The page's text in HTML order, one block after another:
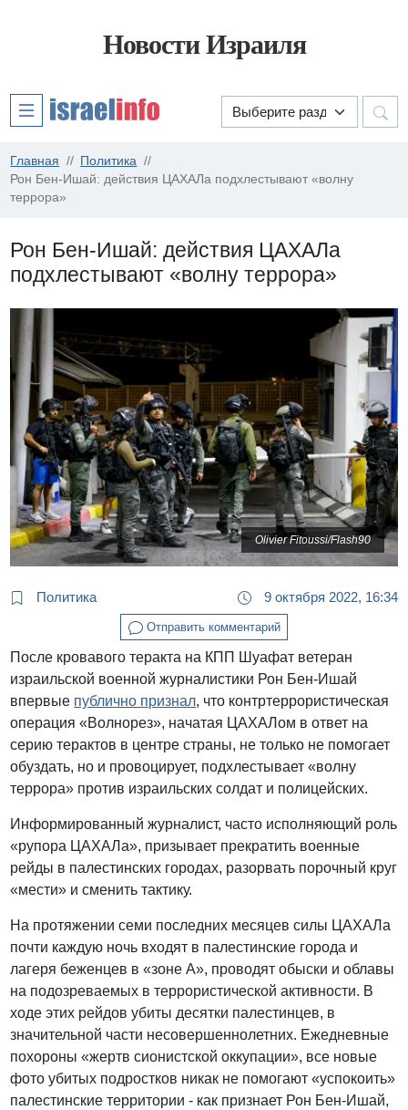
Новости Израиля
Главная
Политика
Рон Бен-Ишай: действия ЦАХАЛа подхлестывают «волну
террора»
Рон Бен-Ишай: действия ЦАХАЛа
подхлестывают «волну террора»
Olivier Fitoussi/Flash90
Политика 9 октября 2022, 16:34
Отправить комментарий
После кровавого теракта на КПП Шуафат ветеран
израильской военной журналистики Рон Бен-Ишай
впервые публично признал, что контртеррористическая
операция «Волнорез», начатая ЦАХАЛом в ответ на
серию терактов в центре страны, не только не помогает
обуздать, но и провоцирует, подхлестывает «волну
террора» против израильских солдат и полицейских.
Информированный журналист, часто исполняющий роль
«рупора ЦАХАЛа», призывает прекратить военные
рейды в палестинских городах, разорвать порочный круг
«мести» и сменить тактику.
На протяжении семи последних месяцев силы ЦАХАЛа
почти каждую ночь входят в палестинские города и
лагеря беженцев в «зоне А», проводят обыски и облавы
на подозреваемых в террористической активности. В
ходе этих рейдов убиты десятки палестинцев, в
значительной части несовершеннолетних. Ежедневные
похороны «жертв сионистской оккупации», все новые
фото убитых подростков никак не помогают «успокоить»
палестинские территории - как признает Рон Бен-Ишай,